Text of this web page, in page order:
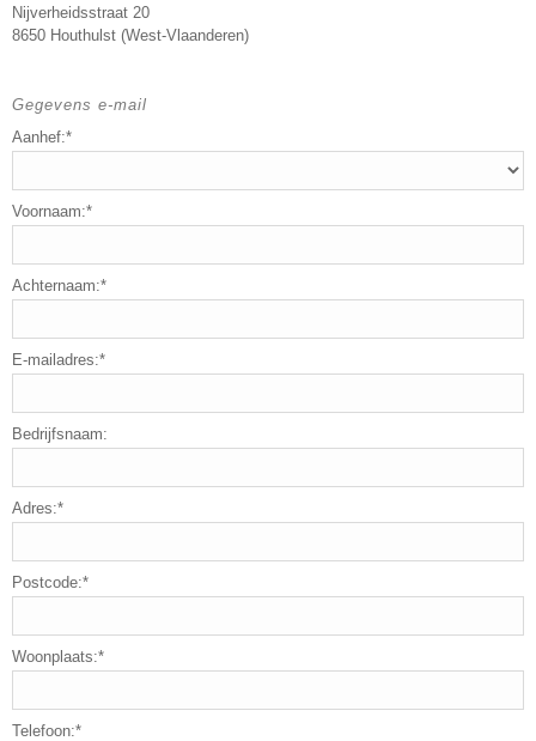
Nijverheidsstraat 20
8650 Houthulst (West-Vlaanderen)
Gegevens e-mail
Aanhef:*
Voornaam:*
Achternaam:*
E-mailadres:*
Bedrijfsnaam:
Adres:*
Postcode:*
Woonplaats:*
Telefoon:*